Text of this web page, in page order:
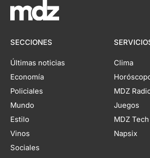
SECCIONES
Últimas noticias
Economía
Policiales
Mundo
Estilo
Vinos
Sociales
Clima
MDZ
Juegos
MDZ Tech
Napsix